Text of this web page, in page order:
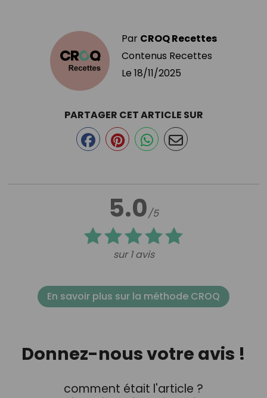
Par CROQ Recettes
Contenus Recettes
Le 18/11/2025
5.0/5
sur 1 avis
PARTAGER CET ARTICLE SUR
En savoir plus sur la méthode CROQ
Donnez-nous votre avis !
comment était l'article ?